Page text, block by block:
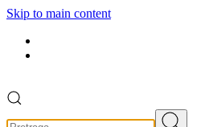
Skip to main content